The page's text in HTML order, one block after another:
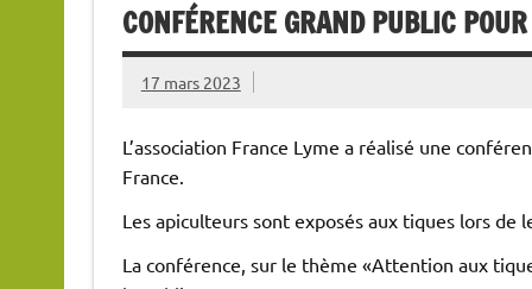
CONFÉRENCE GRAND PUBLIC
17 mars 2023
L’association France Lyme a réalisé une
France.
Les apiculteurs sont exposés aux tiques lors
La conférence, sur le thème «Attention aux